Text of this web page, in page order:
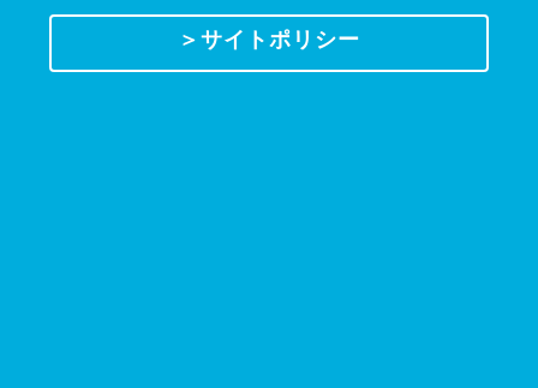
＞サイトポリシー